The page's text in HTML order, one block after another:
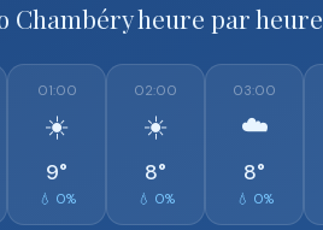
Chambéry heure par heure
01:00
☀️
9°
💧 0%
02:00
☀️
8°
💧 0%
03:00
☁️
8°
💧 0%